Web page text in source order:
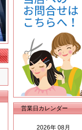
営業日カレンダー
2026年 08月